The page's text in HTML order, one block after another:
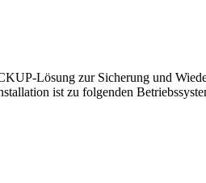
Lösung zur Sicherung und
ist zu folgenden